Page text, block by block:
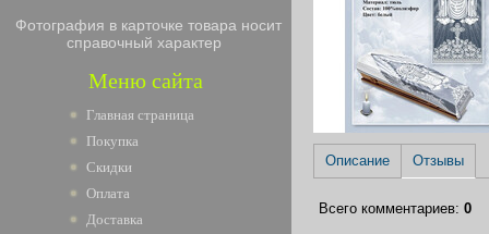
Фотография в карточке товара носит
справочный характер
Меню сайта
Главная страница
Покупка
Скидки
Оплата
Доставка
Описание Отзывы
Всего комментариев: 0